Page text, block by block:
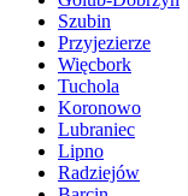
Szubin
Przyjezierze
Więcbork
Tuchola
Koronowo
Lubraniec
Lipno
Radziejów